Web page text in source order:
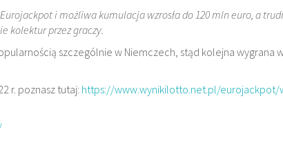
i możliwa kumulacja wzrosła do 120 mln euro, a
kolektur przez graczy.
szczególnie w Niemczech, stąd kolejna wygrana
r. poznasz tutaj: https://www.wynikilotto.net.pl/eurojackpot/